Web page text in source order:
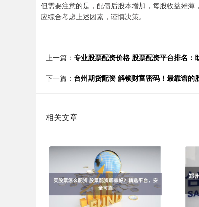
但需要注意的是，配债后股本增加，每股收益摊薄
应综合考虑上述因素，谨慎决策。
上一篇： 专业股票配资价格 股票配资平台排名：
下一篇： 台州期货配资 解锁财富密码！最靠谱的
相关文章